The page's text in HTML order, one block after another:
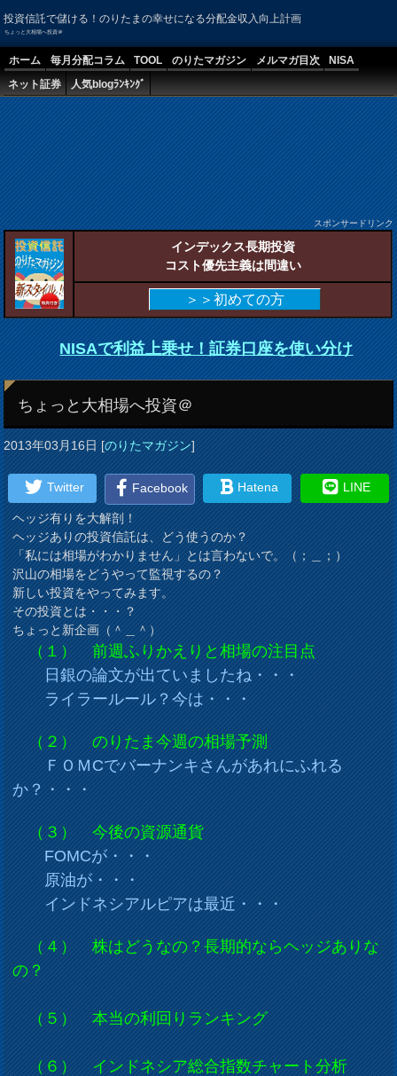
投資信託で儲ける！のりたまの幸せになる分配金収入向上計画
ちょっと大相場へ投資＠
ホーム 毎月分配コラム TOOL のりたマガジン メルマガ目次
NISA
ネット証券
人気blogﾗﾝｷﾝｸﾞ
スポンサードリンク
インデックス長期投資
コスト優先主義は間違い
＞＞初めての方
NISAで利益上乗せ！証券口座を使い分け
ちょっと大相場へ投資＠
2013年03月16日[のりたマガジン]
Twitter Facebook Hatena LINE
ヘッジ有りを大解剖！
ヘッジありの投資信託は、どう使うのか？
「私には相場がわかりません」とは言わないで。（；＿；）
沢山の相場をどうやって監視するの？
新しい投資をやってみます。
その投資とは・・・？
ちょっと新企画（＾＿＾）
（１） 前週ふりかえりと相場の注目点
日銀の論文が出ていましたね・・・
ライラールール？今は・・・
（２） のりたま今週の相場予測
ＦＯＭCでバーナンキさんがあれにふれる
か？・・・
（３） 今後の資源通貨
FOMCが・・・
原油が・・・
インドネシアルピアは最近・・・
（４） 株はどうなの？長期的ならヘッジありな
の？
（５） 本当の利回りランキング
（６） インドネシア総合指数チャート分析